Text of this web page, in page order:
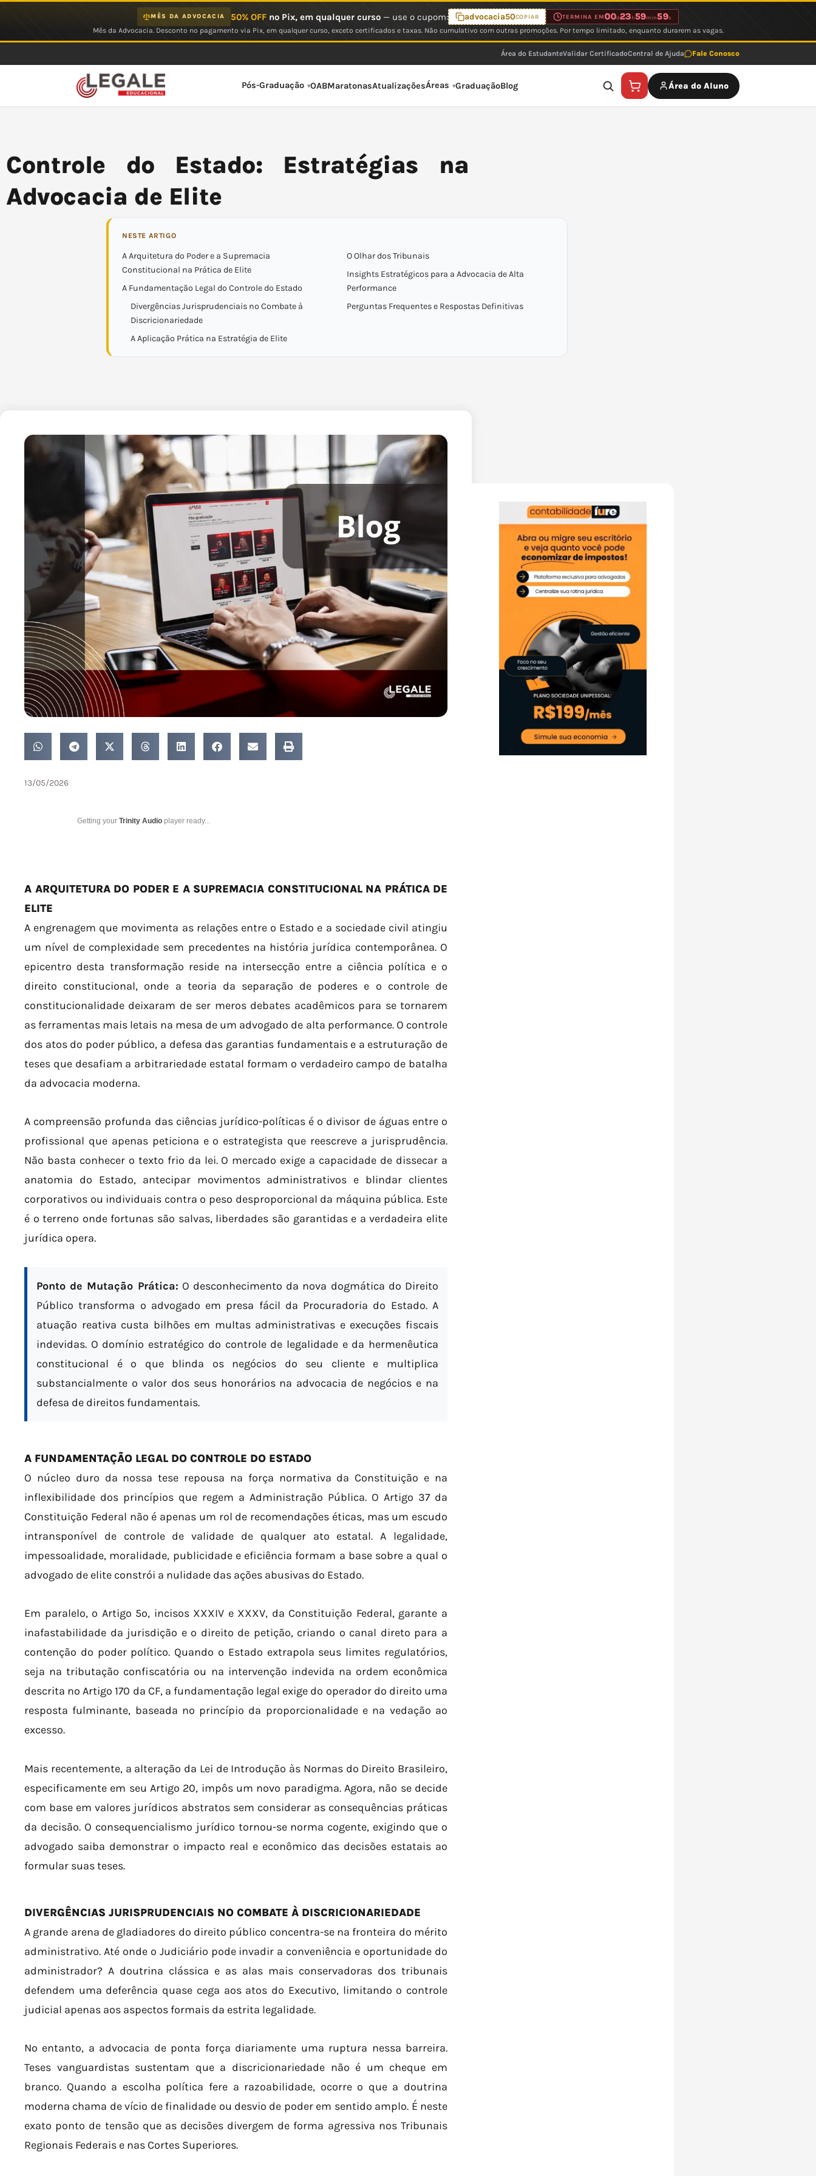
MÊS DA ADVOCACIA 50% OFFno Pix, em qualquer curso— use o cupom: advocacia50COPIAR TERMINA EM00d23 h59min59s
Mês da Advocacia. Desconto no pagamento via Pix, em qualquer curso, exceto certificados e taxas. Não cumulativo com outras promoções. Por tempo limitado, enquanto durarem as vagas.
Área do EstudanteValidar CertificadoCentral de Ajuda Fale Conosco
Pós-Graduação OABMaratonasAtualizaçõesÁreas GraduaçãoBlog Área do Aluno
Controle do Estado: Estratégias na
Advocacia de Elite
NESTE ARTIGO
A Arquitetura do Poder e a Supremacia
Constitucional na Prática de Elite
A Fundamentação Legal do Controle do Estado
Divergências Jurisprudenciais no Combate à
Discricionariedade
A Aplicação Prática na Estratégia de Elite
O Olhar dos Tribunais
Insights Estratégicos para a Advocacia de Alta
Performance
Perguntas Frequentes e Respostas Definitivas
13/05/2026
Getting your Trinity Audio player ready...
A ARQUITETURA DO PODER E A SUPREMACIA CONSTITUCIONAL NA PRÁTICA DE
ELITE
A engrenagem que movimenta as relações entre o Estado e a sociedade civil atingiu
um nível de complexidade sem precedentes na história jurídica contemporânea. O
epicentro desta transformação reside na intersecção entre a ciência política e o
direito constitucional, onde a teoria da separação de poderes e o controle de
constitucionalidade deixaram de ser meros debates acadêmicos para se tornarem
as ferramentas mais letais na mesa de um advogado de alta performance. O controle
dos atos do poder público, a defesa das garantias fundamentais e a estruturação de
teses que desafiam a arbitrariedade estatal formam o verdadeiro campo de batalha
da advocacia moderna.
A compreensão profunda das ciências jurídico-políticas é o divisor de águas entre o
profissional que apenas peticiona e o estrategista que reescreve a jurisprudência.
Não basta conhecer o texto frio da lei. O mercado exige a capacidade de dissecar a
anatomia do Estado, antecipar movimentos administrativos e blindar clientes
corporativos ou individuais contra o peso desproporcional da máquina pública. Este
é o terreno onde fortunas são salvas, liberdades são garantidas e a verdadeira elite
jurídica opera.
Ponto de Mutação Prática: O desconhecimento da nova dogmática do Direito
Público transforma o advogado em presa fácil da Procuradoria do Estado. A
atuação reativa custa bilhões em multas administrativas e execuções fiscais
indevidas. O domínio estratégico do controle de legalidade e da hermenêutica
constitucional é o que blinda os negócios do seu cliente e multiplica
substancialmente o valor dos seus honorários na advocacia de negócios e na
defesa de direitos fundamentais.
A FUNDAMENTAÇÃO LEGAL DO CONTROLE DO ESTADO
O núcleo duro da nossa tese repousa na força normativa da Constituição e na
inflexibilidade dos princípios que regem a Administração Pública. O Artigo 37 da
Constituição Federal não é apenas um rol de recomendações éticas, mas um escudo
intransponível de controle de validade de qualquer ato estatal. A legalidade,
impessoalidade, moralidade, publicidade e eficiência formam a base sobre a qual o
advogado de elite constrói a nulidade das ações abusivas do Estado.
Em paralelo, o Artigo 5º, incisos XXXIV e XXXV, da Constituição Federal, garante a
inafastabilidade da jurisdição e o direito de petição, criando o canal direto para a
contenção do poder político. Quando o Estado extrapola seus limites regulatórios,
seja na tributação confiscatória ou na intervenção indevida na ordem econômica
descrita no Artigo 170 da CF, a fundamentação legal exige do operador do direito uma
resposta fulminante, baseada no princípio da proporcionalidade e na vedação ao
excesso.
Mais recentemente, a alteração da Lei de Introdução às Normas do Direito Brasileiro,
especificamente em seu Artigo 20, impôs um novo paradigma. Agora, não se decide
com base em valores jurídicos abstratos sem considerar as consequências práticas
da decisão. O consequencialismo jurídico tornou-se norma cogente, exigindo que o
advogado saiba demonstrar o impacto real e econômico das decisões estatais ao
formular suas teses.
DIVERGÊNCIAS JURISPRUDENCIAIS NO COMBATE À DISCRICIONARIEDADE
A grande arena de gladiadores do direito público concentra-se na fronteira do mérito
administrativo. Até onde o Judiciário pode invadir a conveniência e oportunidade do
administrador? A doutrina clássica e as alas mais conservadoras dos tribunais
defendem uma deferência quase cega aos atos do Executivo, limitando o controle
judicial apenas aos aspectos formais da estrita legalidade.
No entanto, a advocacia de ponta força diariamente uma ruptura nessa barreira.
Teses vanguardistas sustentam que a discricionariedade não é um cheque em
branco. Quando a escolha política fere a razoabilidade, ocorre o que a doutrina
moderna chama de vício de finalidade ou desvio de poder em sentido amplo. É neste
exato ponto de tensão que as decisões divergem de forma agressiva nos Tribunais
Regionais Federais e nas Cortes Superiores.